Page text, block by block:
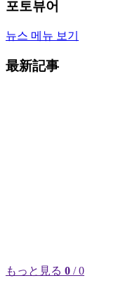
포토뷰어
뉴스 메뉴 보기
最新記事
もっと見る 0 / 0